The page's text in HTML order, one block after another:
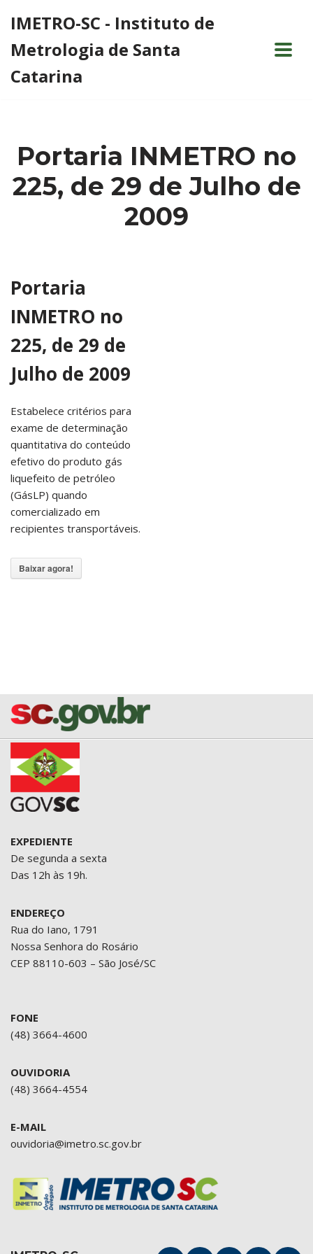
para
o
IMETRO-SC - Instituto de
Metrologia de Santa
Catarina
Portaria INMETRO no
225, de 29 de Julho de
2009
Portaria
INMETRO no
225, de 29 de
Julho de 2009
Estabelece critérios para
exame de determinação
quantitativa do conteúdo
efetivo do produto gás
liquefeito de petróleo
(GásLP) quando
comercializado em
recipientes transportáveis.
Baixar agora!
EXPEDIENTE
De segunda a sexta
Das 12h às 19h.
ENDEREÇO
Rua do Iano, 1791
Nossa Senhora do Rosário
CEP 88110-603 – São José/SC
FONE
(48) 3664-4600
OUVIDORIA
(48) 3664-4554
E-MAIL
ouvidoria@imetro.sc.gov.br